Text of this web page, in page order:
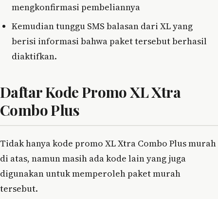
mengkonfirmasi pembeliannya
Kemudian tunggu SMS balasan dari XL yang
berisi informasi bahwa paket tersebut berhasil
diaktifkan.
Daftar Kode Promo XL Xtra
Combo Plus
Tidak hanya kode promo XL Xtra Combo Plus murah
di atas, namun masih ada kode lain yang juga
digunakan untuk memperoleh paket murah
tersebut.